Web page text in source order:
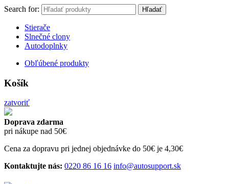
Search for: Hľadať
Stierače
Slnečné clony
Autodoplnky
Obľúbené produkty
Košík
zatvoriť
Doprava zdarma
pri nákupe nad 50€
Cena za dopravu pri jednej objednávke do 50€ je 4,30€
Kontaktujte nás: 0220 86 16 16 info@autosupport.sk